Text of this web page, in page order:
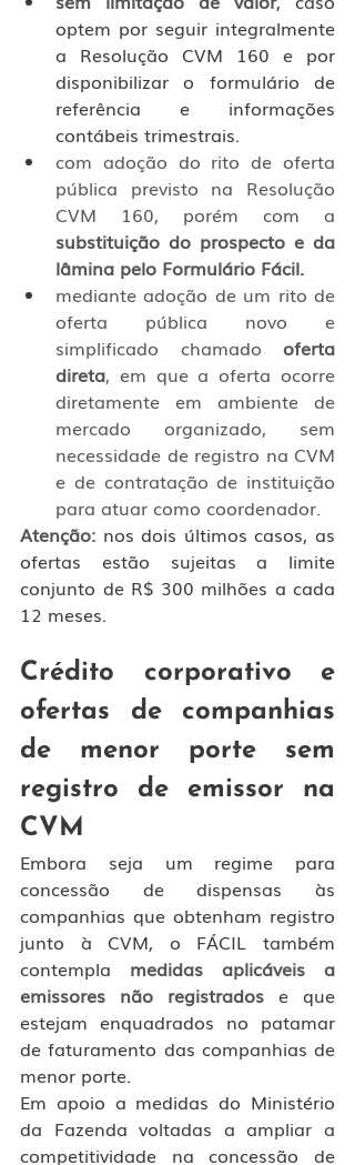
optem por seguir integralmente
a Resolução CVM 160 e por
disponibilizar o formulário de
referência e informações
contábeis trimestrais.
com adoção do rito de oferta
pública previsto na Resolução
substituição do prospecto e da
lâmina pelo Formulário Fácil.
mediante adoção de um rito de
oferta pública novo e
simplificado chamado oferta
direta, em que a oferta ocorre
diretamente em ambiente de
mercado organizado, sem
necessidade de registro na CVM
e de contratação de instituição
para atuar como coordenador.
Atenção: nos dois últimos casos, as
ofertas estão sujeitas a limite
conjunto de R$ 300 milhões a cada
12 meses.
Crédito corporativo e
ofertas de companhias
de menor porte sem
registro de emissor na
CVM
Embora seja um regime para
concessão de dispensas às
companhias que obtenham registro
junto à CVM, o FÁCIL também
contempla medidas aplicáveis a
emissores não registrados e que
estejam enquadrados no patamar
de faturamento das companhias de
menor porte.
Em apoio a medidas do Ministério
da Fazenda voltadas a ampliar a
competitividade na concessão de